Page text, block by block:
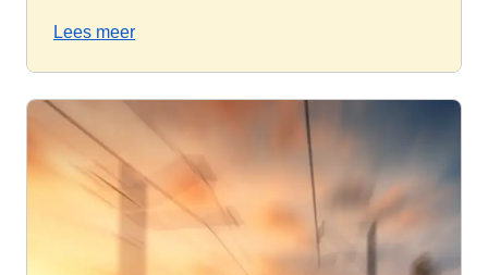
Lees meer